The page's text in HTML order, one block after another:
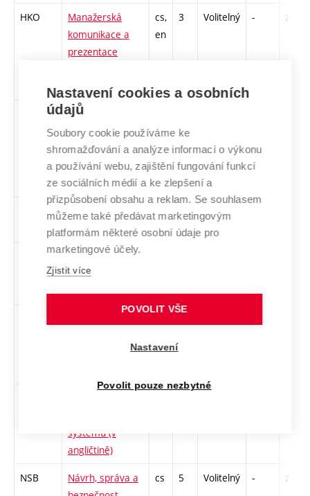
HKO
Manažerská
komunikace a
prezentace
cs,
en
3 Volitelný - zá
Manažerské
vedení lidí a
řízení času
en
Matematická
logika
Volitelný
Maticový a
tenzorový počet
systémů (v
angličtině)
NSB
Návrh, správa a
cs 5 Volitelný - zá,zk
Nastavení cookies a osobních
údajů
Soubory cookie používáme ke
shromažďování a analýze informací o výkonu
a používání webu, zajištění fungování funkcí
ze sociálních médií a ke zlepšení a
přizpůsobení obsahu a reklam. Se souhlasem
můžeme také předávat marketingovým
platformám některé osobní údaje pro
marketingové účely.
Zjistit více
POVOLIT VŠE
Nastavení
Povolit pouze nezbytné